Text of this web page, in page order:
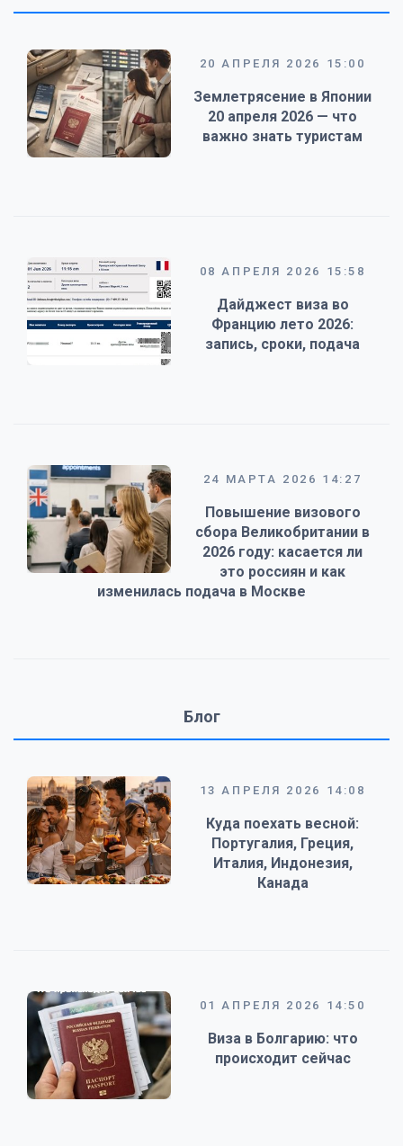
20 АПРЕЛЯ 2026 15:00
Землетрясение в Японии
20 апреля 2026 — что
важно знать туристам
08 АПРЕЛЯ 2026 15:58
Дайджест виза во
Францию лето 2026:
запись, сроки, подача
24 МАРТА 2026 14:27
Повышение визового
сбора Великобритании в
2026 году: касается ли
это россиян и как
изменилась подача в Москве
Блог
13 АПРЕЛЯ 2026 14:08
Куда поехать весной:
Португалия, Греция,
Италия, Индонезия,
Канада
01 АПРЕЛЯ 2026 14:50
Виза в Болгарию: что
происходит сейчас